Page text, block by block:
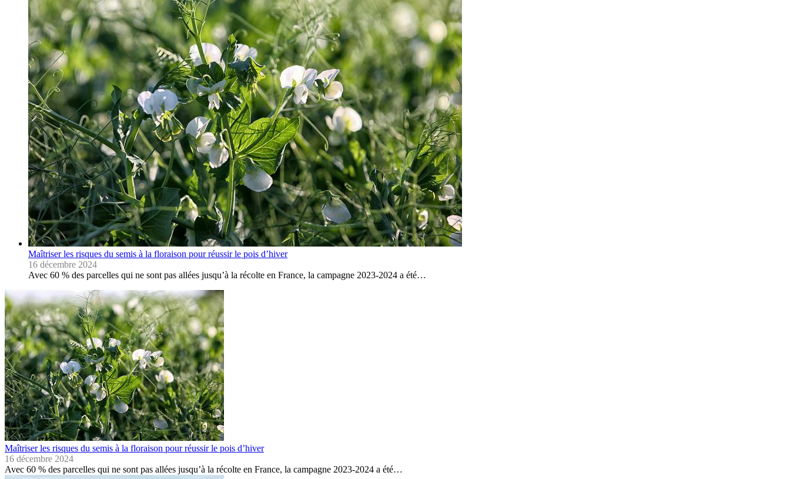
Maîtriser les risques du semis à la floraison pour réussir le pois d’hiver
16 décembre 2024
Avec 60 % des parcelles qui ne sont pas allées jusqu’à la récolte en France, la campagne 2023-2024 a été…
Maîtriser les risques du semis à la floraison pour réussir le pois d’hiver
16 décembre 2024
Avec 60 % des parcelles qui ne sont pas allées jusqu’à la récolte en France, la campagne 2023-2024 a été…